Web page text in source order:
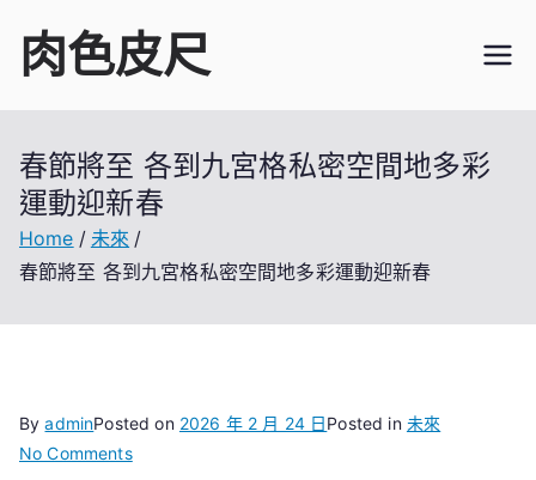
content
肉色皮尺
春節將至 各到九宮格私密空間地多彩
運動迎新春
Home
未來
春節將至 各到九宮格私密空間地多彩運動迎新春
ByadminPosted on 2026 年 2 月 24 日Posted in 未來
No Commentson